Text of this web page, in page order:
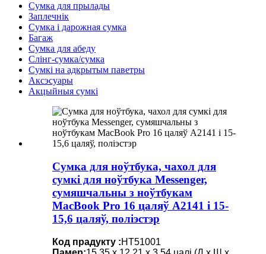
Сумка для прылады
Заплечнік
Сумка і дарожная сумка
Багаж
Сумка для абеду
Слінг-сумка/сумка
Сумкі на адкрытым паветры
Аксэсуары
Акцыйныя сумкі
Сумка для ноўтбука, чахол для
сумкі для ноўтбука Messenger,
сумяшчальны з ноўтбукам
MacBook Pro 16 цаляў A2141 і 15-
15,6 цаляў, поліэстэр
Код прадукту :HT51001